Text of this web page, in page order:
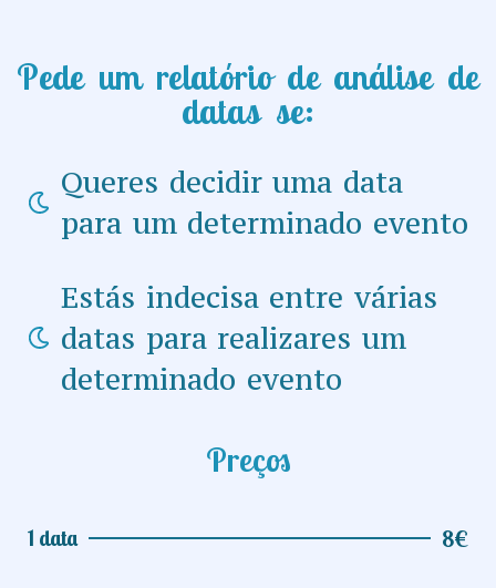
Pede um relatório de análise de
datas se:​
Queres decidir uma data
para um determinado evento
Estás indecisa entre várias
datas para realizares um
determinado evento
Preços
1 data 8€